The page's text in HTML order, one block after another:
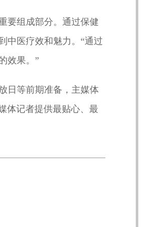
要组成部分。通过保健
中医疗效和魅力。“通过
效果。”
日等前期准备，主媒体
体记者提供最贴心、最